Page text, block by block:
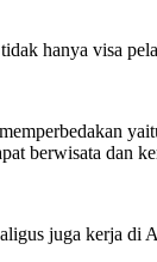
hanya visa
berwisata dan
juga kerja